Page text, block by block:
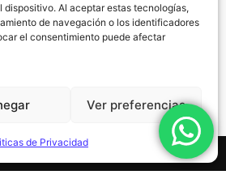
Al aceptar estas tecnologías,
de navegación o los identificadores
el consentimiento puede afectar
Ver preferencias
de Privacidad
DE VELCRO